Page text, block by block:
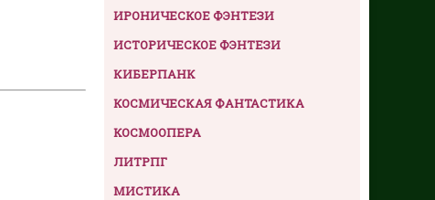
ИРОНИЧЕСКОЕ ФЭНТЕЗИ
ИСТОРИЧЕСКОЕ ФЭНТЕЗИ
КИБЕРПАНК
КОСМИЧЕСКАЯ ФАНТАСТИКА
КОСМООПЕРА
ЛИТРПГ
МИСТИКА